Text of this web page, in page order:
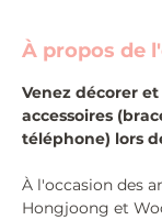
À propos de
Venez décorer
accessoires
téléphone) lors
À l'occasion des
Hongjoong et